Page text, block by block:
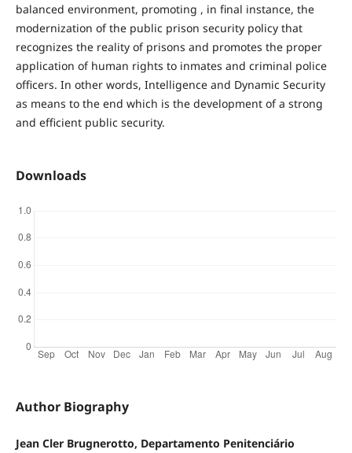
balanced environment, promoting , in final instance, the
modernization of the public prison security policy that
recognizes the reality of prisons and promotes the proper
application of human rights to inmates and criminal police
officers. In other words, Intelligence and Dynamic Security
as means to the end which is the development of a strong
and efficient public security.
Downloads
Author Biography
Jean Cler Brugnerotto, Departamento Penitenciário